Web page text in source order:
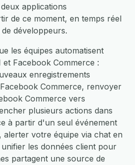
applications
de ce moment, en temps réel
développeurs.
les équipes automatisent
Facebook Commerce :
enregistrements
Commerce, renvoyer
Commerce vers
plusieurs actions dans
à partir d'un seul événement
alerter votre équipe via chat en
les données client pour
partagent une source de